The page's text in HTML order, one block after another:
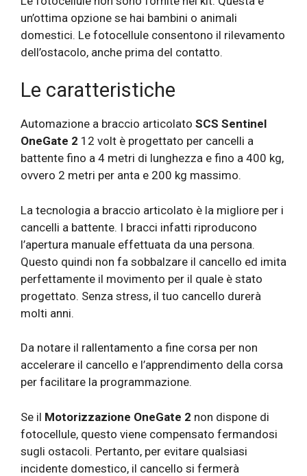
un’ottima opzione se hai bambini o animali
domestici. Le fotocellule consentono il rilevamento
dell’ostacolo, anche prima del contatto.
Le caratteristiche
Automazione a braccio articolato SCS Sentinel
OneGate 2 12 volt è progettato per cancelli a
battente fino a 4 metri di lunghezza e fino a 400 kg,
ovvero 2 metri per anta e 200 kg massimo.
La tecnologia a braccio articolato è la migliore per i
cancelli a battente. I bracci infatti riproducono
l’apertura manuale effettuata da una persona.
Questo quindi non fa sobbalzare il cancello ed imita
perfettamente il movimento per il quale è stato
progettato. Senza stress, il tuo cancello durerà
molti anni.
Da notare il rallentamento a fine corsa per non
accelerare il cancello e l’apprendimento della corsa
per facilitare la programmazione.
Se il Motorizzazione OneGate 2 non dispone di
fotocellule, questo viene compensato fermandosi
sugli ostacoli. Pertanto, per evitare qualsiasi
incidente domestico, il cancello si fermerà